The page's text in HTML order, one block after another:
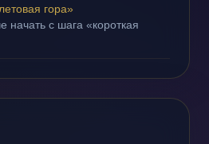
гора»
начать с шага «короткая